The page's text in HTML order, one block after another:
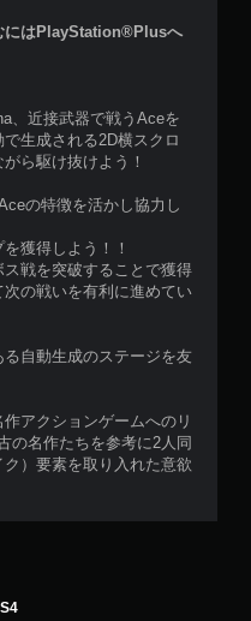
にはPlayStation®Plusへ
、近接武器で戦うAceを
生成される2D横スクロ
ら駆け抜けよう！
の特徴を活かし協力し
獲得しよう！！
ス戦を突破することで獲得
の戦いを有利に進めてい
自動生成のステージを友
アクションゲームへのリ
の名作たちを参考に2人同
）要素を取り入れた意欲